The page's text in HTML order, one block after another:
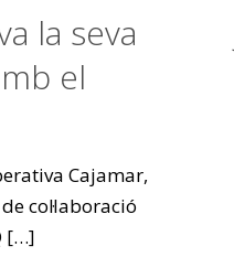
la seva
el
Cajamar,
col·laboració
[…]